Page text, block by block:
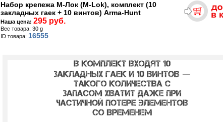
Набор крепежа М-Лок (M-Lok), комплект (10
закладных гаек + 10 винтов) Arma-Hunt
Наша цена: 295 руб.
Вес товара: 30 g
ID товара: 16555